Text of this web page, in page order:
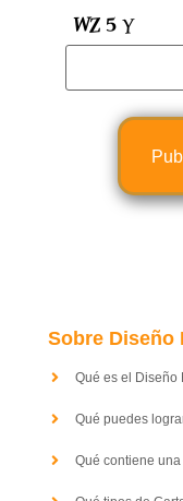
Sobre Diseño
Qué es el Diseño
Qué puedes
Qué contiene